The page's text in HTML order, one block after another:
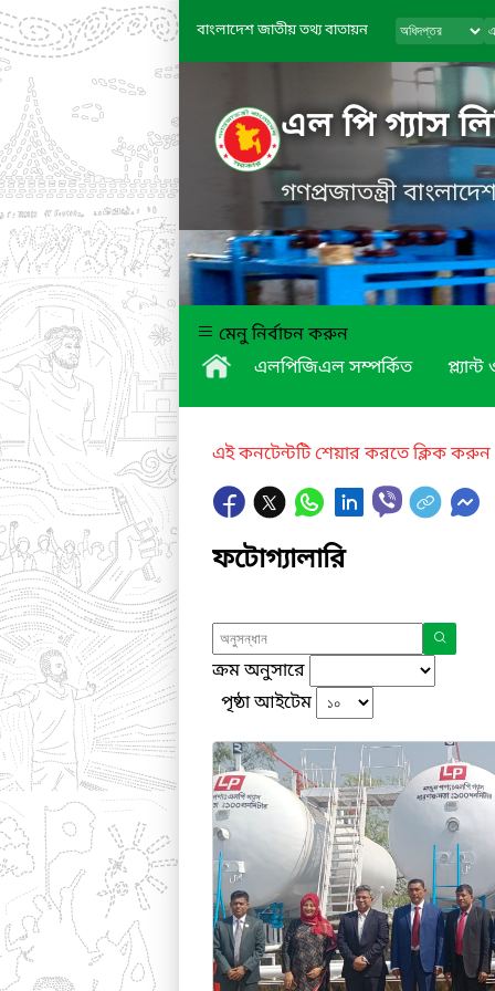
বাংলাদেশ জাতীয় তথ্য বাতায়ন
এল পি গ্যাস
গণপ্রজাতন্ত্রী
মেনু নির্বাচন করুন
এলপিজিএল সম্পর্কিত
এই কনটেন্টটি শেয়ার করতে ক্লিক করুন
ফটোগ্যালারি
ক্রম অনুসারে
পৃষ্ঠা আইটেম